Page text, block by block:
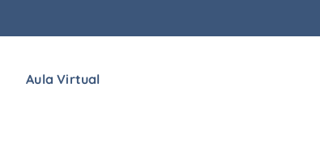
Aula Virtual